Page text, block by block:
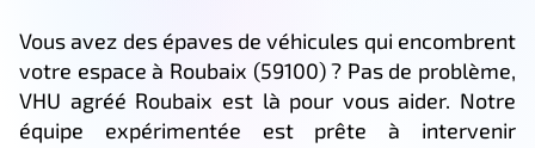
Vous avez des épaves de véhicules qui encombrent
votre espace à Roubaix (59100) ? Pas de problème,
VHU agréé Roubaix est là pour vous aider. Notre
équipe expérimentée est prête à intervenir